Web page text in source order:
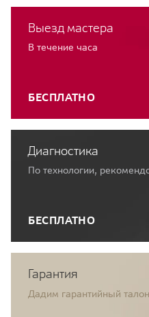
Выезд мастера
В течение часа
БЕСПЛАТНО
Диагностика
По технологии,
БЕСПЛАТНО
Гарантия
Дадим гарантийный